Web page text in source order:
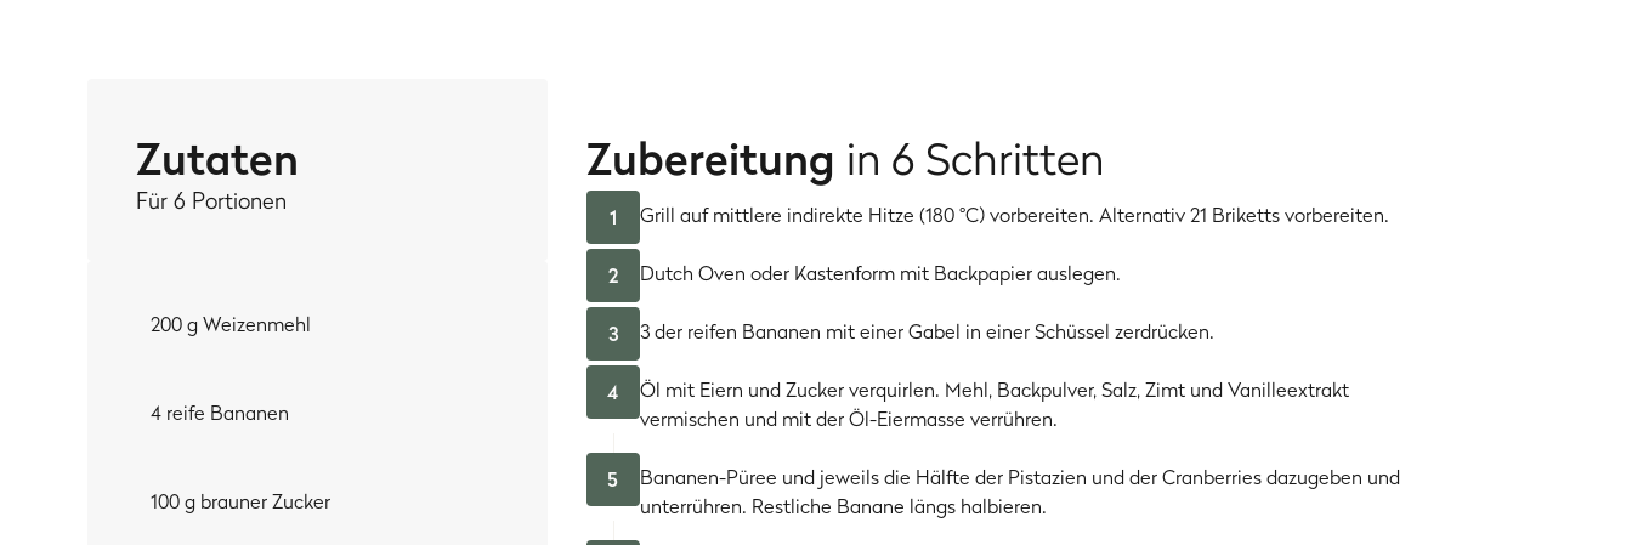
Zutaten
Für 6 Portionen
200 g Weizenmehl
4 reife Bananen
100 g brauner Zucker
Zubereitung in 6 Schritten
1 Grill auf mittlere indirekte Hitze (180 °C) vorbereiten. Alternativ 21 Briketts vorbereiten.
2 Dutch Oven oder Kastenform mit Backpapier auslegen.
3 3 der reifen Bananen mit einer Gabel in einer Schüssel zerdrücken.
4
Öl mit Eiern und Zucker verquirlen. Mehl, Backpulver, Salz, Zimt und Vanilleextrakt
vermischen und mit der Öl-Eiermasse verrühren.
5
Bananen-Püree und jeweils die Hälfte der Pistazien und der Cranberries dazugeben und
unterrühren. Restliche Banane längs halbieren.